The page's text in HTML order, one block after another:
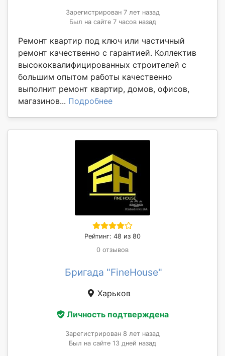
Зарегистрирован 7 лет назад
Был на сайте 7 часов назад
Ремонт квартир под ключ или частичный
ремонт качественно с гарантией. Коллектив
высококвалифицированных строителей с
большим опытом работы качественно
выполнит ремонт квартир, домов, офисов,
магазинов... Подробнее
Рейтинг: 48 из 80
0 отзывов
Бригада "FineHouse"
Харьков
Личность подтверждена
Зарегистрирован 8 лет назад
Был на сайте 13 дней назад